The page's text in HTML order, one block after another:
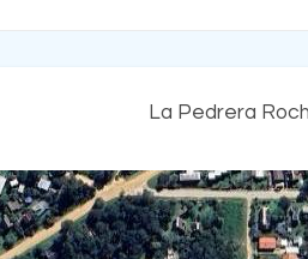
La Pedrera